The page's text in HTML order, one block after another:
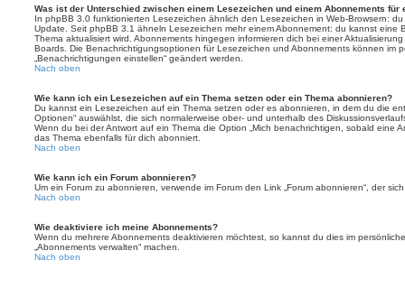
Was ist der Unterschied zwischen einem Lesezeichen und einem Abonnements für
In phpBB 3.0 funktionierten Lesezeichen ähnlich den Lesezeichen in Web-Browsern:
Update. Seit phpBB 3.1 ähneln Lesezeichen mehr einem Abonnement: du kannst eine
Thema aktualisiert wird. Abonnements hingegen informieren dich bei einer
Boards. Die Benachrichtigungsoptionen für Lesezeichen und Abonnements können im
„Benachrichtigungen einstellen“ geändert werden.
Nach oben
Wie kann ich ein Lesezeichen auf ein Thema setzen oder ein Thema abonnieren?
Du kannst ein Lesezeichen auf ein Thema setzen oder es abonnieren, in dem du die
Optionen“ auswählst, die sich normalerweise ober- und unterhalb des
Wenn du bei der Antwort auf ein Thema die Option „Mich benachrichtigen, sobald eine
das Thema ebenfalls für dich abonniert.
Nach oben
Wie kann ich ein Forum abonnieren?
Um ein Forum zu abonnieren, verwende im Forum den Link „Forum abonnieren“, der
Nach oben
Wie deaktiviere ich meine Abonnements?
Wenn du mehrere Abonnements deaktivieren möchtest, so kannst du dies im
„Abonnements verwalten“ machen.
Nach oben